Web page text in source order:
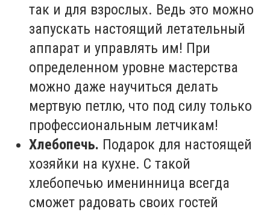
так и для взрослых. Ведь это можно
запускать настоящий летательный
аппарат и управлять им! При
определенном уровне мастерства
можно даже научиться делать
мертвую петлю, что под силу только
профессиональным летчикам!
Хлебопечь. Подарок для настоящей
хозяйки на кухне. С такой
хлебопечью именинница всегда
сможет радовать своих гостей